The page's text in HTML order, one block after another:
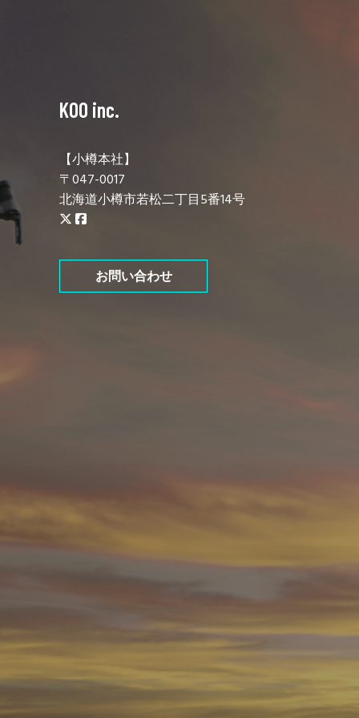
KOO inc.
【小樽本社】
〒047-0017
北海道小樽市若松二丁目5番14号
お問い合わせ